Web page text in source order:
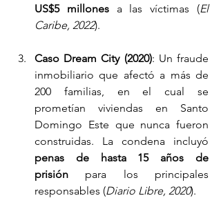
US$5 millones a las víctimas (El
Caribe, 2022).
Caso Dream City (2020): Un fraude
inmobiliario que afectó a más de
200 familias, en el cual se
prometían viviendas en Santo
Domingo Este que nunca fueron
penas de hasta 15 años de
prisión para los principales
responsables (Diario Libre, 2020).